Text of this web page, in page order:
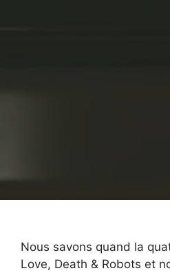
Nous savons quand la
Love, Death & Robots et